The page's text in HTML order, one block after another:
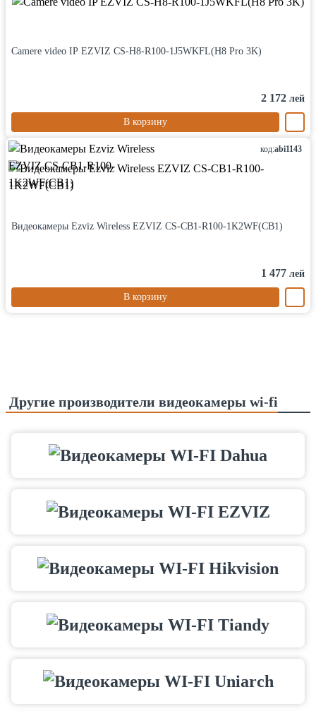
Camere video IP EZVIZ CS-H8-R100-1J5WKFL(H8 Pro 3K)
2 172 лей
В корзину
код:abi1143
Видеокамеры Ezviz Wireless EZVIZ CS-CB1-R100-1K2WF(CB1)
1 477 лей
В корзину
Другие производители видеокамеры wi-fi